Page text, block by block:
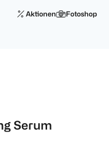
Aktionen Fotoshop
Serum